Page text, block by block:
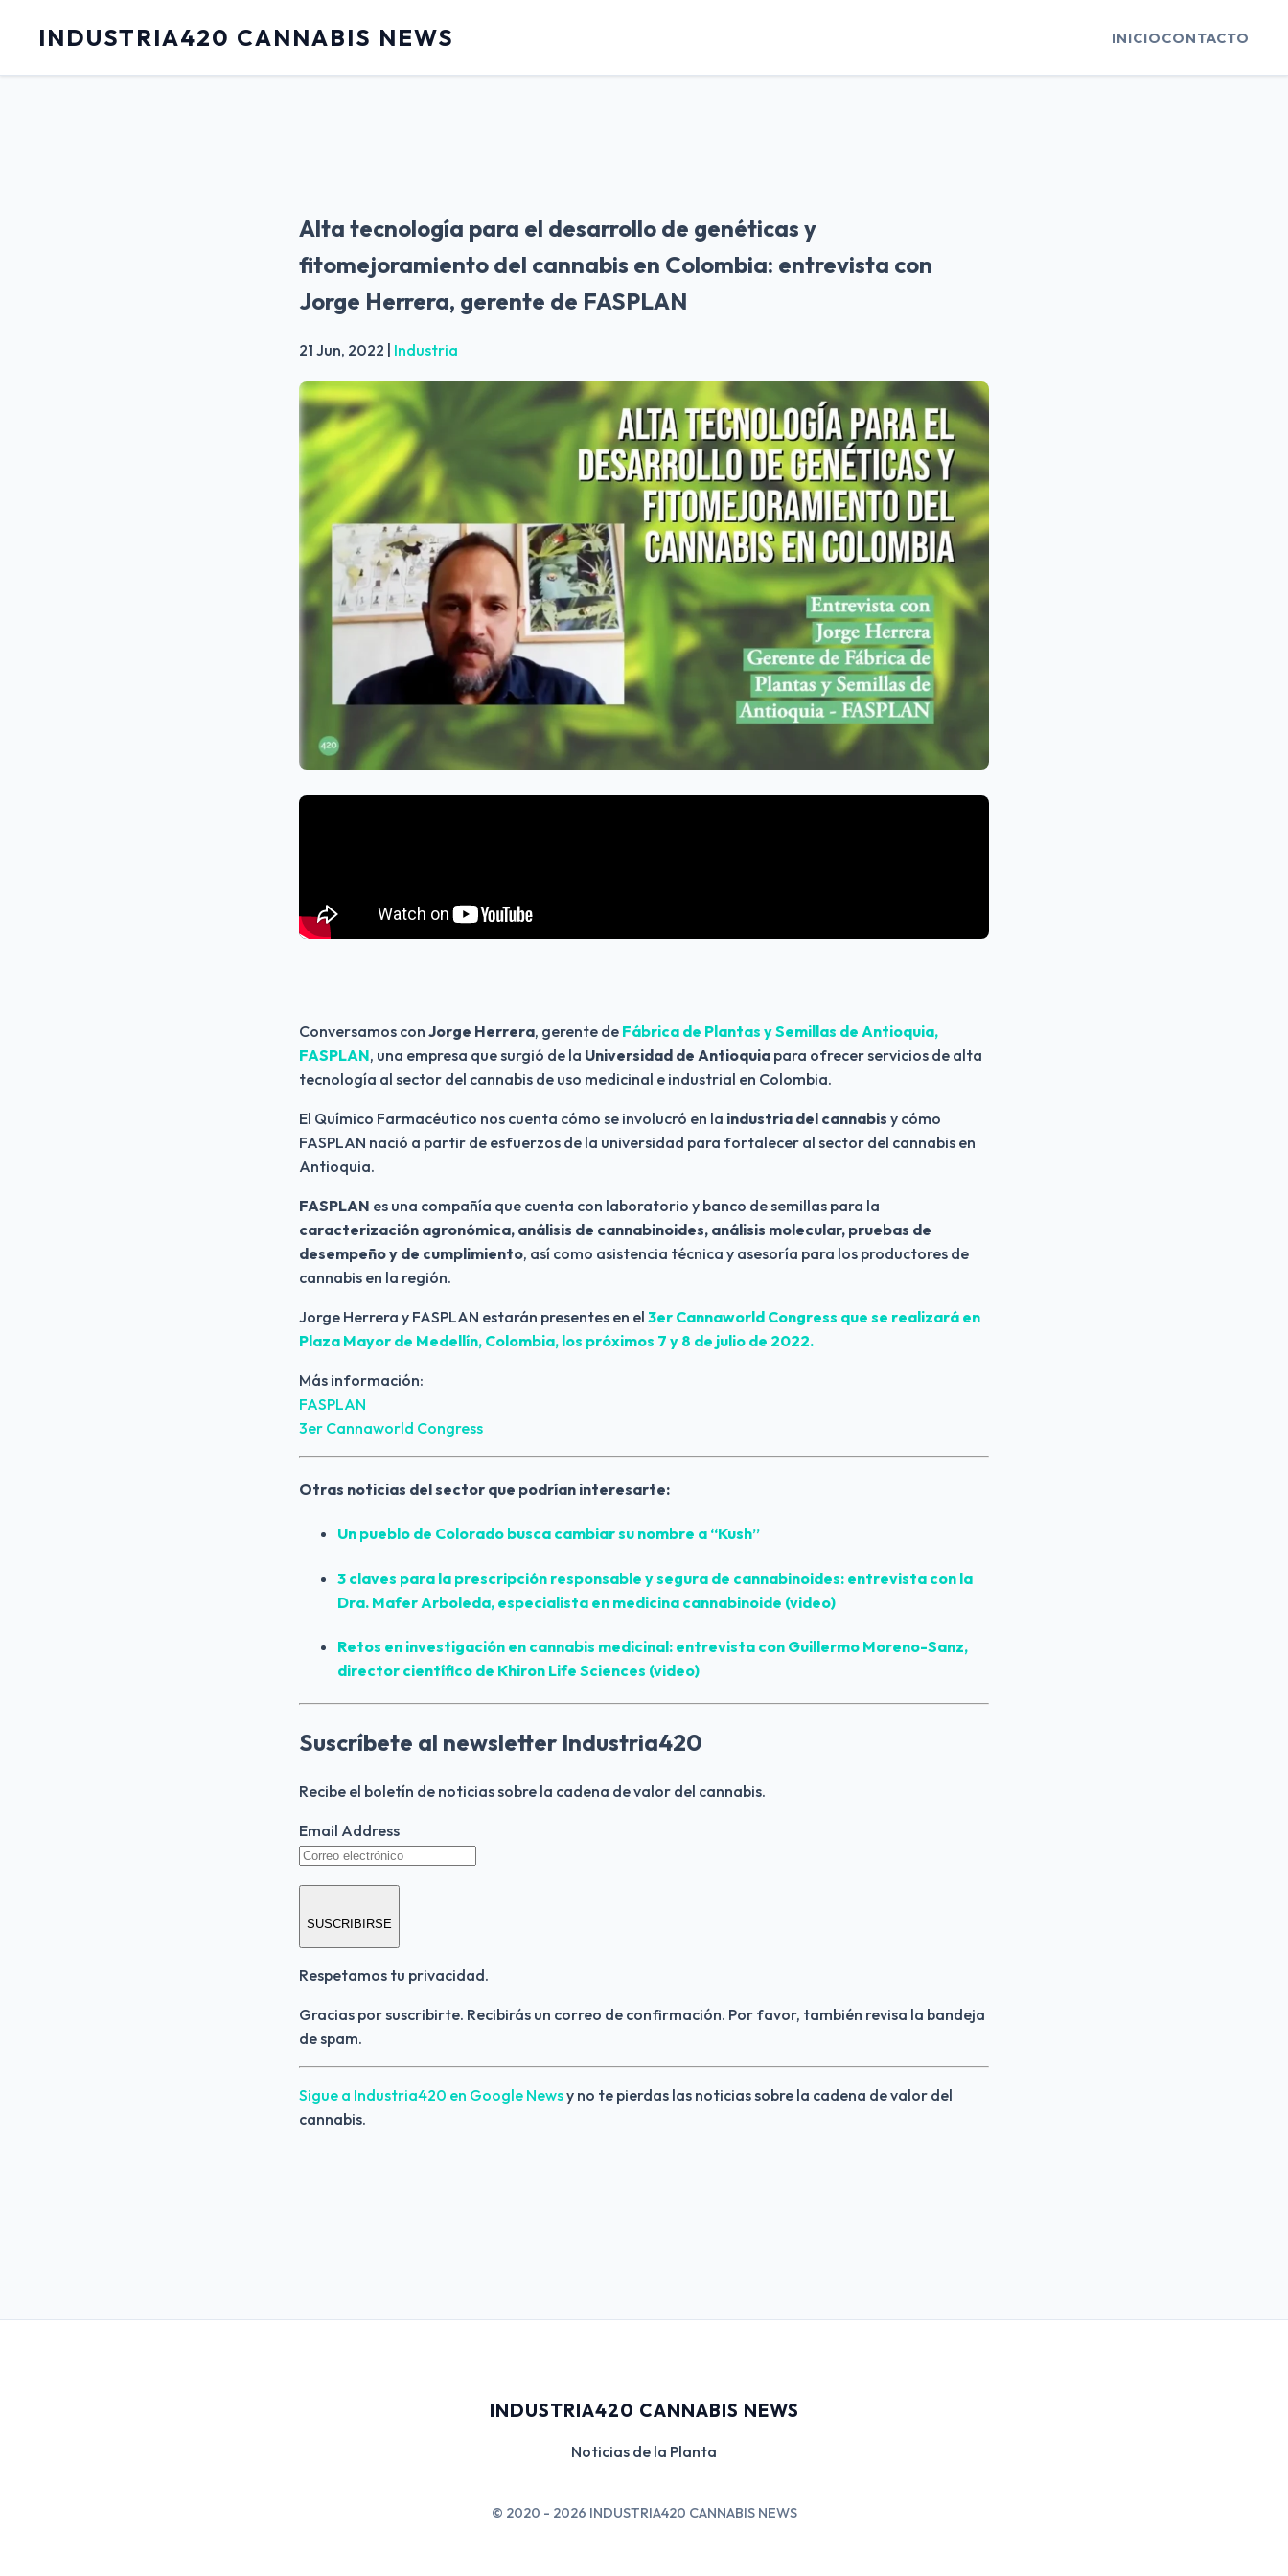
INDUSTRIA420 CANNABIS NEWS INICIOCONTACTO
Alta tecnología para el desarrollo de genéticas y
fitomejoramiento del cannabis en Colombia: entrevista con
Jorge Herrera, gerente de FASPLAN
21 Jun, 2022 | Industria
Conversamos con Jorge Herrera, gerente de Fábrica de Plantas y Semillas de Antioquia,
FASPLAN, una empresa que surgió de la Universidad de Antioquia para ofrecer servicios de alta
tecnología al sector del cannabis de uso medicinal e industrial en Colombia.
El Químico Farmacéutico nos cuenta cómo se involucró en la industria del cannabis y cómo
FASPLAN nació a partir de esfuerzos de la universidad para fortalecer al sector del cannabis en
Antioquia.
FASPLAN
caracterización agronómica, análisis de cannabinoides, análisis molecular, pruebas de
desempeño y de cumplimiento, así como asistencia técnica y asesoría para los productores de
cannabis en la región.
Jorge Herrera y FASPLAN estarán presentes en el 3er Cannaworld Congress que se realizará en
Plaza Mayor de Medellín, Colombia, los próximos 7 y 8 de julio de 2022.
Más información:
FASPLAN
3er Cannaworld Congress
Otras noticias del sector que podrían interesarte:
Un pueblo de Colorado busca cambiar su nombre a “Kush”
3 claves para la prescripción responsable y segura de cannabinoides: entrevista con la
Dra. Mafer Arboleda, especialista en medicina cannabinoide (video)
Retos en investigación en cannabis medicinal: entrevista con Guillermo Moreno-Sanz,
director científico de Khiron Life Sciences (video)
Suscríbete al newsletter Industria420
Recibe el boletín de noticias sobre la cadena de valor del cannabis.
Email Address
SUSCRIBIRSE
Respetamos tu privacidad.
Gracias por suscribirte. Recibirás un correo de confirmación. Por favor, también revisa la bandeja
de spam.
Sigue a Industria420 en Google News y no te pierdas las noticias sobre la cadena de valor del
cannabis.
INDUSTRIA420 CANNABIS NEWS
Noticias de la Planta
© 2020 - 2026 INDUSTRIA420 CANNABIS NEWS